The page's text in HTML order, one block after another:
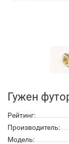
Гужен
Рейтинг:
Производитель:
Модель: